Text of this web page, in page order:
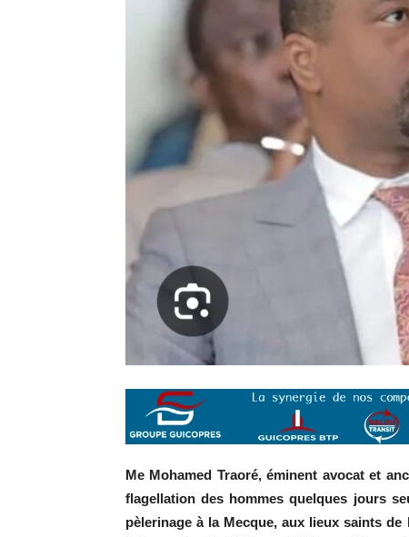
Me Mohamed Traoré, éminent avocat et
flagellation des hommes quelques jours
pèlerinage à la Mecque, aux lieux saints